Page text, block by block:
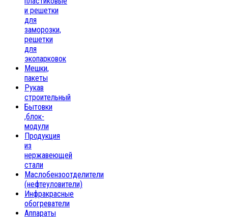
и решетки
для
заморозки,
решетки
для
экопарковок
Мешки,
пакеты
Рукав
строительный
Бытовки
,блок-
модули
Продукция
из
нержавеющей
стали
Маслобензоотделители
(нефтеуловители)
Инфракрасные
обогреватели
Аппараты